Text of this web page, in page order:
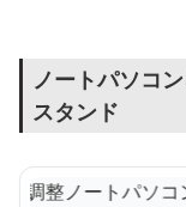
ノートパソコ
スタンド